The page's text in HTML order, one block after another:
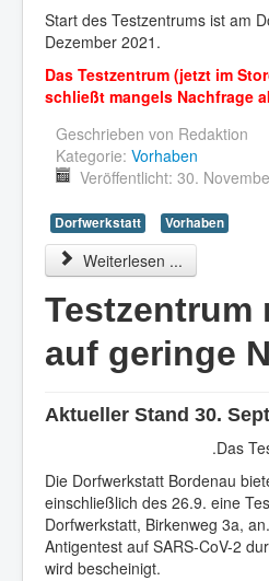
Start des Testzentrums ist am
Dezember 2021.
Das Testzentrum (jetzt im
schließt mangels Nachfrage
Geschrieben von Redaktion
Kategorie: Vorhaben
Veröffentlicht: 30.
Dorfwerkstatt Vorhaben
Weiterlesen ...
Testzentrum
auf geringe
Aktueller Stand 30.
Das
Die Dorfwerkstatt Bordenau
einschließlich des 26.9. eine
Dorfwerkstatt, Birkenweg 3a,
Antigentest auf SARS-CoV-2
wird bescheinigt.